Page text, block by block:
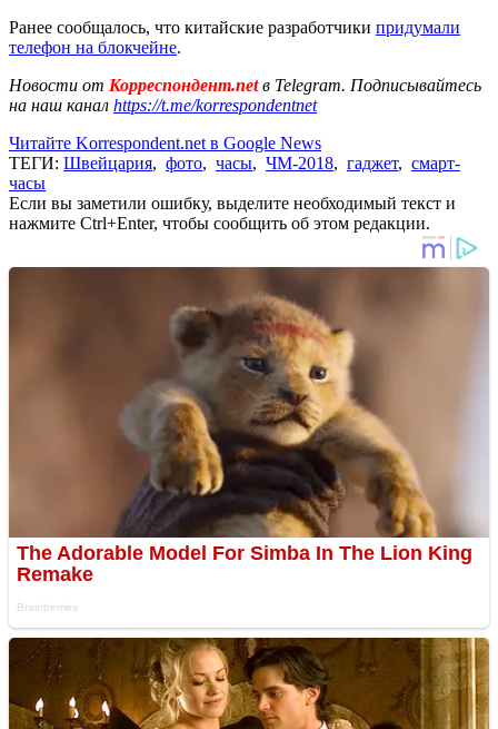
Ранее сообщалось, что китайские разработчики придумали
телефон на блокчейне.
Новости от Корреспондент.netв Telegram. Подписывайтесь
на наш канал https://t.me/korrespondentnet
Читайте Korrespondent.net в Google News
ТЕГИ: Швейцария, фото, часы, ЧМ-2018, гаджет, смарт-
часы
Если вы заметили ошибку, выделите необходимый текст и
нажмите Ctrl+Enter, чтобы сообщить об этом редакции.